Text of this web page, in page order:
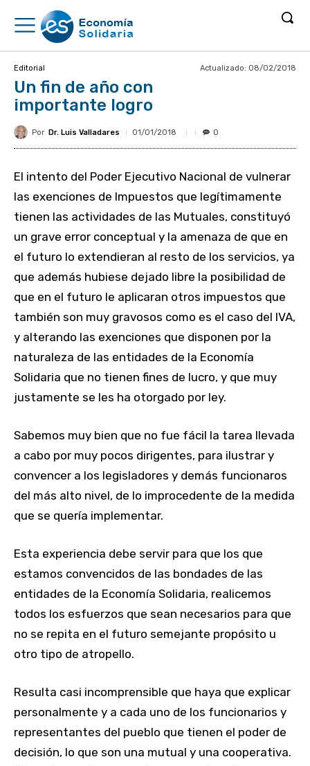
Editorial Actualizado: 08/02/2018
Un fin de año con
importante logro
Por Dr. Luis Valladares 01/01/2018 0
El intento del Poder Ejecutivo Nacional de vulnerar
las exenciones de Impuestos que legítimamente
tienen las actividades de las Mutuales, constituyó
un grave error conceptual y la amenaza de que en
el futuro lo extendieran al resto de los servicios, ya
que además hubiese dejado libre la posibilidad de
que en el futuro le aplicaran otros impuestos que
también son muy gravosos como es el caso del IVA,
y alterando las exenciones que disponen por la
naturaleza de las entidades de la Economía
Solidaria que no tienen fines de lucro, y que muy
justamente se les ha otorgado por ley.
Sabemos muy bien que no fue fácil la tarea llevada
a cabo por muy pocos dirigentes, para ilustrar y
convencer a los legisladores y demás funcionaros
del más alto nivel, de lo improcedente de la medida
que se quería implementar.
Esta experiencia debe servir para que los que
estamos convencidos de las bondades de las
entidades de la Economía Solidaria, realicemos
todos los esfuerzos que sean necesarios para que
no se repita en el futuro semejante propósito u
otro tipo de atropello.
Resulta casi incomprensible que haya que explicar
personalmente y a cada uno de los funcionarios y
representantes del pueblo que tienen el poder de
decisión, lo que son una mutual y una cooperativa.